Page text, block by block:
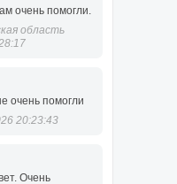
очень помогли.
область
очень помогли
20:23:43
Очень